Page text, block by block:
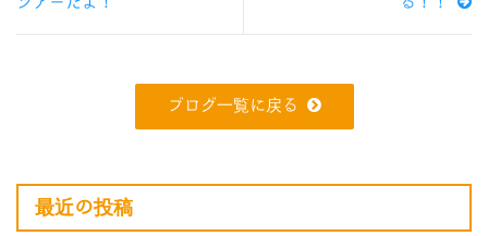
ブログ一覧に戻る
最近の投稿